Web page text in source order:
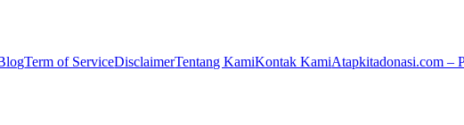
Term of ServiceDisclaimerTentang KamiKontak KamiAtapkitadonasi.com –